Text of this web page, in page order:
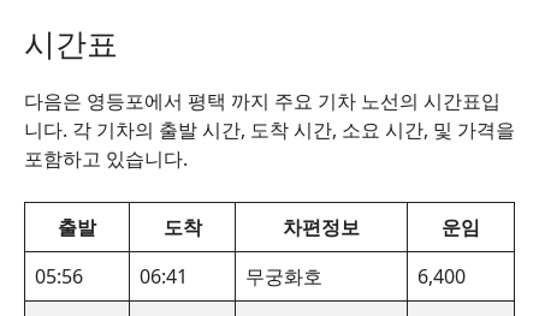
시간표
다음은 영등포에서 평택 까지 주요 기차 노선의 시간표입
니다. 각 기차의 출발 시간, 도착 시간, 소요 시간, 및 가격을
포함하고 있습니다.
출발 도착 차편정보
운임
05:56
06:41 무궁화호
6,400